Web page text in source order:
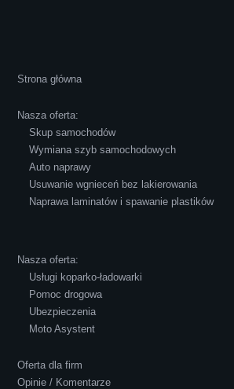
atmosferze, czego z reguły nie
powiedzieć o innych firmach tego
Pozdrawiam i polecam!
Polecam S-Car.pl, szybka i bardzo
Strona główna
Nasza oferta:
Skup samochodów
Wymiana szyb samochodowych
Auto naprawy
Usuwanie wgnieceń bez lakierowania
Naprawa laminatów i spawanie plastików
Nasza oferta:
Usługi koparko-ładowarki
Pomoc drogowa
Ubezpieczenia
Moto Asystent
Oferta dla firm
Opinie / Komentarze